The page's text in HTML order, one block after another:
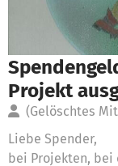
Projekt
(Gelöschtes
Liebe Spender,
bei Projekten, bei